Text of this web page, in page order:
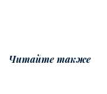
Читайте также